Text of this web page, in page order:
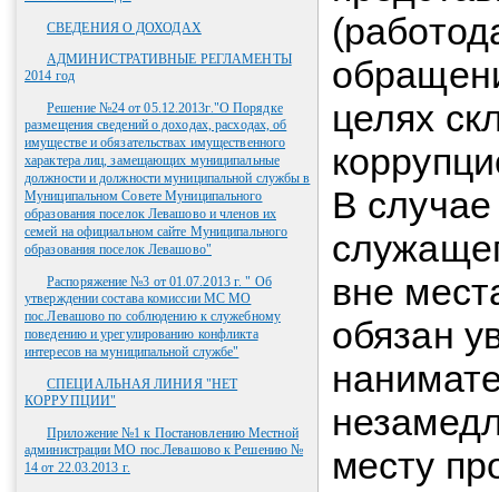
СВЕДЕНИЯ О ДОХОДАХ
АДМИНИСТРАТИВНЫЕ РЕГЛАМЕНТЫ
2014 год
Решение №24 от 05.12.2013г."О Порядке
размещения сведений о доходах, расходах, об
имуществе и обязательствах имущественного
характера лиц, замещающих муниципальные
должности и должности муниципальной службы в
Муниципальном Совете Муниципального
образования поселок Левашово и членов их
семей на официальном сайте Муниципального
образования поселок Левашово"
Распоряжение №3 от 01.07.2013 г. " Об
утверждении состава комиссии МС МО
пос.Левашово по соблюдению к служебному
поведению и урегулированию конфликта
интересов на муниципальной службе"
СПЕЦИАЛЬНАЯ ЛИНИЯ "НЕТ
КОРРУПЦИИ"
Приложение №1 к Постановлению Местной
администрации МО пос.Левашово к Решению №
14 от 22.03.2013 г.
целях
В
вне
обязан
месту